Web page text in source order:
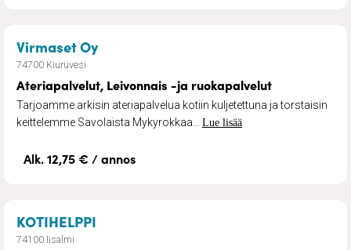
Virmaset Oy– Ateriapalvelut, Leivonnais -ja
74700 Kiuruvesi
Ateriapalvelut, Leivonnais -ja ruokapalvelut
Tarjoamme arkisin ateriapalvelua kotiin kuljetettuna ja torstaisin
keittelemme Savolaista Mykyrokkaa... Lue lisää
Alk. 12,75 € / annos
KOTIHELPPI
74100 Iisalmi